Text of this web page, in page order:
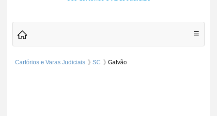
☰
Cartórios e Varas Judiciais SC Galvão